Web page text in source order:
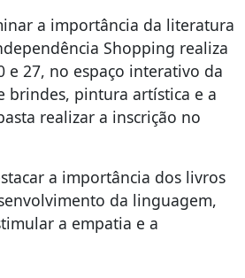
a importância da literatura
Shopping realiza
e 27, no espaço interativo da
brindes, pintura artística e a
realizar a inscrição no
a importância dos livros
da linguagem,
a empatia e a